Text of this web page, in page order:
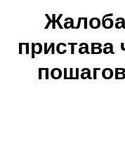
пристава